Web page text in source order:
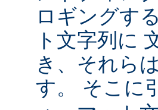
ロギングす
ト文字列に
き、それら
す。 そこに